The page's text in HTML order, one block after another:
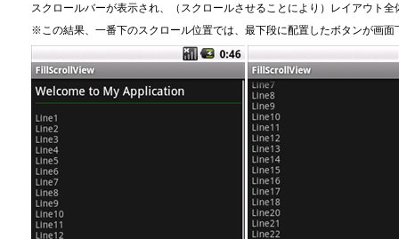
スクロールバーが表示され、（スクロールさせることにより）レイアウト
※この結果、一番下のスクロール位置では、最下段に配置したボタンが画面